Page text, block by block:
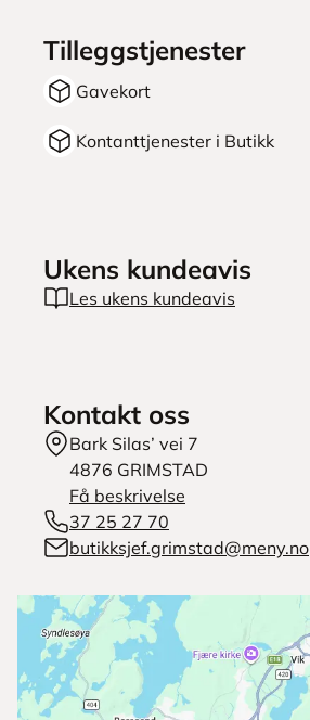
Tilleggstjenester
Gavekort
Kontanttjenester i Butikk
Ukens kundeavis
Les ukens kundeavis
Kontakt oss
Bark Silas’ vei 7
4876 GRIMSTAD
Få beskrivelse
37 25 27 70
butikksjef.grimstad@meny.no